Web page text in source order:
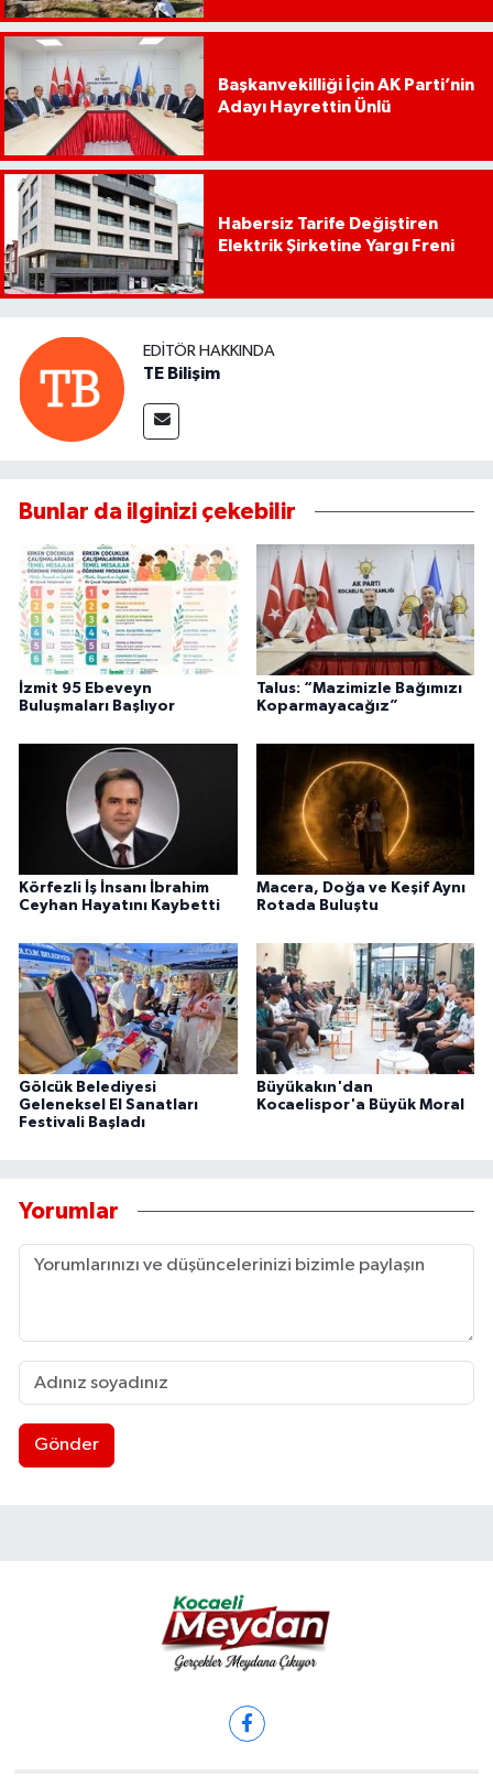
Başkanvekilliği İçin AK Parti’nin
Adayı Hayrettin Ünlü
Habersiz Tarife Değiştiren
Elektrik Şirketine Yargı Freni
EDITÖR HAKKINDA
TE Bilişim
Bunlar da ilginizi çekebilir
İzmit 95 Ebeveyn
Buluşmaları Başlıyor
Talus: “Mazimizle Bağımızı
Koparmayacağız”
Körfezli İş İnsanı İbrahim
Ceyhan Hayatını Kaybetti
Macera, Doğa ve Keşif Aynı
Rotada Buluştu
Gölcük Belediyesi
Geleneksel El Sanatları
Festivali Başladı
Büyükakın'dan
Kocaelispor'a Büyük Moral
Yorumlar
Gönder